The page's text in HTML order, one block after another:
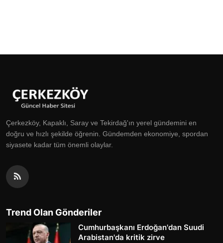
Çerkezköy, Kapaklı, Saray ve Tekirdağ'ın yerel gündemini en
doğru ve hızlı şekilde öğrenin. Gündemden ekonomiye, spordan
siyasete kadar tüm önemli olaylar.
Trend Olan Gönderiler
Cumhurbaşkanı Erdoğan'dan Suudi
Arabistan'da kritik zirve